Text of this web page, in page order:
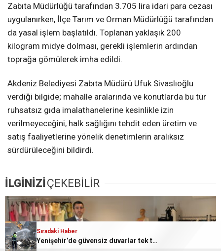
Sıradaki Haber
122 narkotik olayı gerçekleşti, 137 şahıs yakalandı
Zabıta Müdürlüğü tarafından 3.705 lira idari para cezası
uygulanırken, İlçe Tarım ve Orman Müdürlüğü tarafından
da yasal işlem başlatıldı. Toplanan yaklaşık 200
kilogram midye dolması, gerekli işlemlerin ardından
toprağa gömülerek imha edildi.
Akdeniz Belediyesi Zabıta Müdürü Ufuk Sivaslıoğlu
verdiği bilgide; mahalle aralarında ve konutlarda bu tür
ruhsatsız gıda imalathanelerine kesinlikle izin
verilmeyeceğini, halk sağlığını tehdit eden üretim ve
satış faaliyetlerine yönelik denetimlerin aralıksız
sürdürüleceğini bildirdi.
İLGİNİZİÇEKEBİLİR
Sıradaki Haber
Yenişehir’de güvensiz duvarlar tek tek yıkılıyor